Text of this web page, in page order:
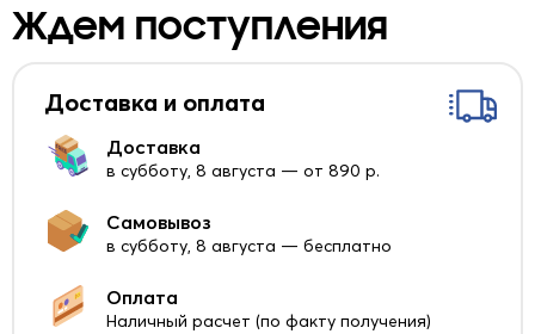
Ждем поступления
Доставка и оплата
Доставка
в субботу, 8 августа — от 890 р.
Самовывоз
в субботу, 8 августа — бесплатно
Оплата
Наличный расчет (по факту получения)